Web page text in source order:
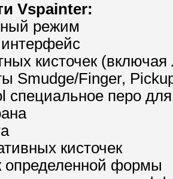
Vspainter:
режим
кисточек
Smudge/Finger,
специальное перо
кисточек
определенной формы